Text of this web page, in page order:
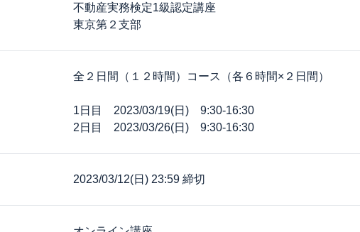
不動産実務検定1級認定講座
東京第２支部
全２日間（１２時間）コース（各６時間×２日間）
1日目 2023/03/19(日) 9:30-16:30
2日目 2023/03/26(日) 9:30-16:30
2023/03/12(日) 23:59 締切